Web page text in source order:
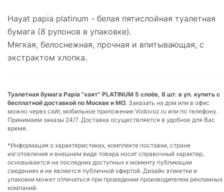
Hayat papia platinum - белая пятислойная туалетная
бумага (8 рулонов в упаковке).
Мягкая, белоснежная, прочная и впитывающая, с
экстрактом хлопка.
Туалетная бумага Papia "хаят" PLATINUM 5 слоёв, 8 шт. в уп. купить с
бесплатной доставкой по Москве и МО. Заказать на дом или в офис
можно через сайт, мобильное приложение Vodovoz.ru или по телефону.
Принимаем заказы 24/7. Доставка осуществляется в удобное для Вас
время.
*Информация о характеристиках, комплекте поставки, стране
изготовления и внешнем виде товара носит справочный характер,
основывается на последних доступных к моменту публикации
сведениях и не является публичной офертой. Дизайн этикетки и
упаковки может отличаться при проведении производителем рекламных
компаний.